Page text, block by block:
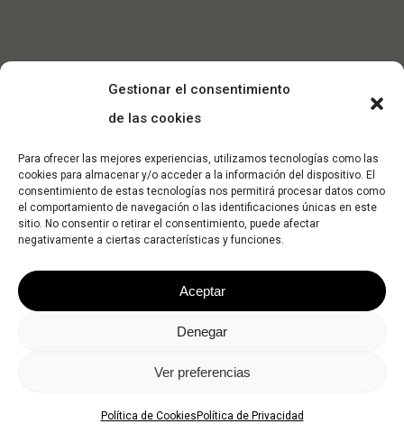
Gestionar el consentimiento
de las cookies
Para ofrecer las mejores experiencias, utilizamos tecnologías como las
cookies para almacenar y/o acceder a la información del dispositivo. El
consentimiento de estas tecnologías nos permitirá procesar datos como
el comportamiento de navegación o las identificaciones únicas en este
sitio. No consentir o retirar el consentimiento, puede afectar
negativamente a ciertas características y funciones.
Aceptar
Denegar
Ver preferencias
Política de Cookies Política de Privacidad
instagram
tiktok